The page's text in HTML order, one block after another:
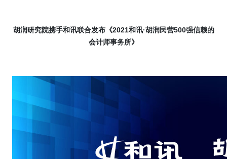
胡润研究院携手和讯联合发布《2021和讯·胡润民营500强信赖的
会计师事务所》